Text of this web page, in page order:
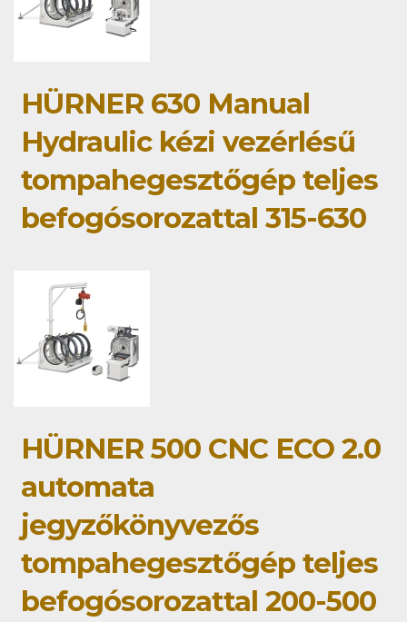
HÜRNER 630 Manual
Hydraulic kézi vezérlésű
tompahegesztőgép teljes
befogósorozattal 315-630
HÜRNER 500 CNC ECO 2.0
automata
jegyzőkönyvezős
tompahegesztőgép teljes
befogósorozattal 200-500